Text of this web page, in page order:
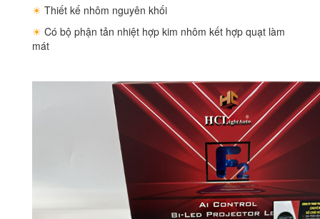
☀ Thiết kế nhôm nguyên khối
☀ Có bộ phận tản nhiệt hợp kim nhôm kết hợp quạt làm
mát